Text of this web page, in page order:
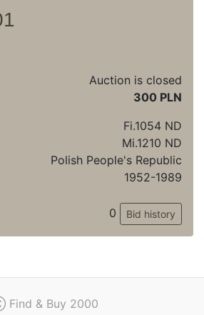
Auction is closed
300 PLN
Fi.1054 ND
Mi.1210 ND
Polish People's Republic
1952-1989
0 Bid history
& Buy 2000